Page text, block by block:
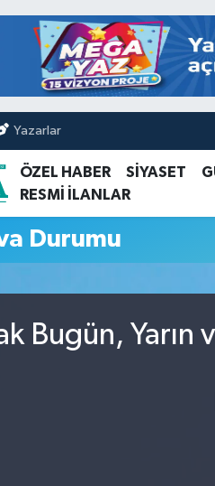
Yazarlar
ÖZEL HABER SİYASET
RESMİ İLANLAR
Durumu
Bugün, Yarın